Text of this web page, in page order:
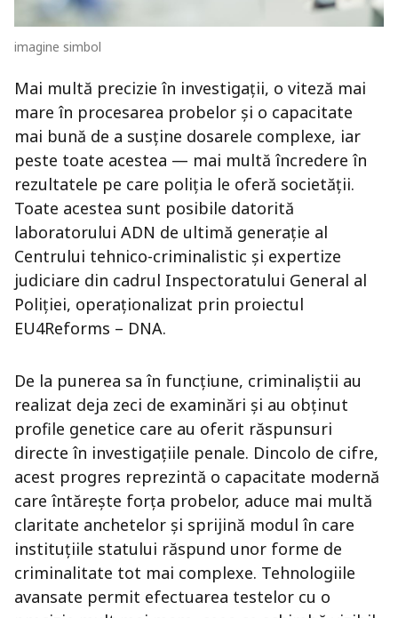
imagine simbol
Mai multă precizie în investigații, o viteză mai
mare în procesarea probelor și o capacitate
mai bună de a susține dosarele complexe, iar
peste toate acestea — mai multă încredere în
rezultatele pe care poliția le oferă societății.
Toate acestea sunt posibile datorită
laboratorului ADN de ultimă generație al
Centrului tehnico-criminalistic și expertize
judiciare din cadrul Inspectoratului General al
Poliției, operaționalizat prin proiectul
EU4Reforms – DNA.
De la punerea sa în funcțiune, criminaliștii au
realizat deja zeci de examinări și au obținut
profile genetice care au oferit răspunsuri
directe în investigațiile penale. Dincolo de cifre,
acest progres reprezintă o capacitate modernă
care întărește forța probelor, aduce mai multă
claritate anchetelor și sprijină modul în care
instituțiile statului răspund unor forme de
criminalitate tot mai complexe. Tehnologiile
avansate permit efectuarea testelor cu o